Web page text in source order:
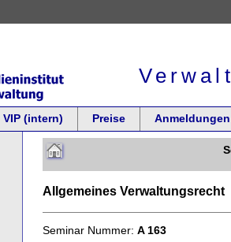
VIP (intern) Preise Anmeldungen
Allgemeines Verwaltungsrecht
Seminar Nummer: A 163